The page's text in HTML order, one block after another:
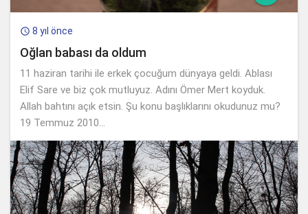
 8 yıl önce
Oğlan babası da oldum
11 haziran tarihi ile erkek çocuğum dünyaya geldi. Ablası
Elif Sare ve biz çok mutluyuz. Adını Ömer Mert koyduk.
Allah bahtını açık etsin. Şu konu başlıklarını okudunuz mu?
19 Temmuz 2010...